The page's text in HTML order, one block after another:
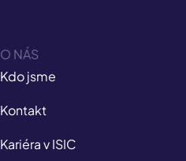
O NÁS
Kdo jsme
Kontakt
Kariéra v ISIC